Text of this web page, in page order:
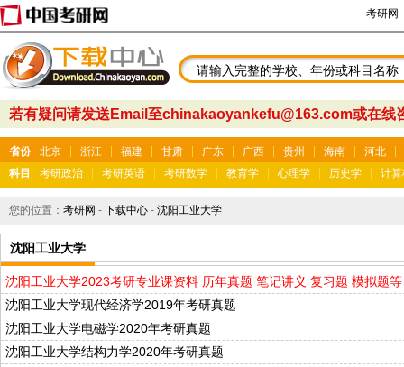
考研网
若有疑问请发送Email至chinakaoyankefu@163.com或在线
省份 北京 浙江 福建 甘肃 广东 广西 贵州 海南
河北
科目
考研政治 考研英语 考研数学 教育学 心理学 历史学 计
您的位置： 考研网 - 下载中心 - 沈阳工业大学
沈阳工业大学
沈阳工业大学2023考研专业课资料 历年真题 笔记讲义 复习题 模拟题等
沈阳工业大学现代经济学2019年考研真题
沈阳工业大学电磁学2020年考研真题
沈阳工业大学结构力学2020年考研真题